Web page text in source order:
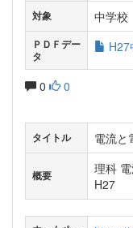
対象 中学校
ＰＤＦデー
タ
0 0
タイトル 電流と
概要
理科
H27